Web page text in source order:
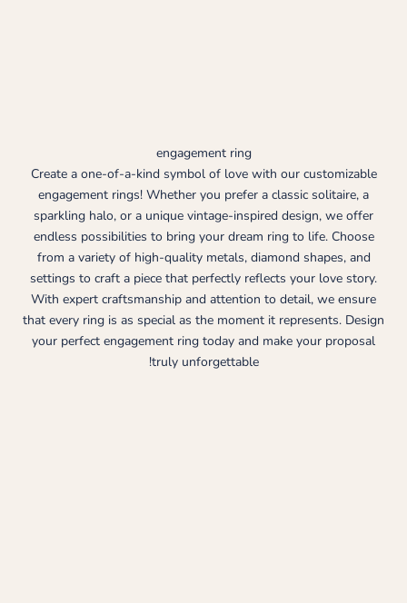
engagement ring
Create a one-of-a-kind symbol of love with our customizable
engagement rings! Whether you prefer a classic solitaire, a
sparkling halo, or a unique vintage-inspired design, we offer
endless possibilities to bring your dream ring to life. Choose
from a variety of high-quality metals, diamond shapes, and
settings to craft a piece that perfectly reflects your love story.
With expert craftsmanship and attention to detail, we ensure
that every ring is as special as the moment it represents. Design
your perfect engagement ring today and make your proposal
truly unforgettable!